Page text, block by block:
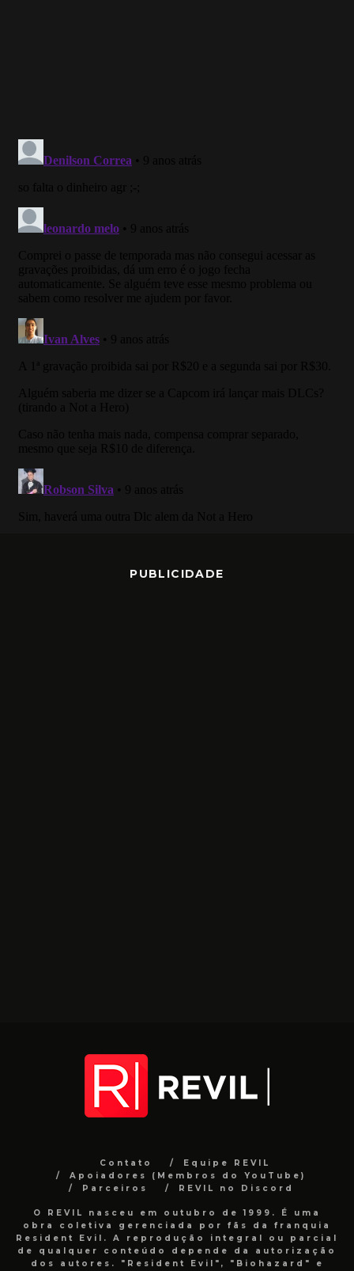
PUBLICIDADE
Contato
Equipe REVIL
Apoiadores (Membros do YouTube)
Parceiros
REVIL no Discord
O REVIL nasceu em outubro de 1999. É uma
obra coletiva gerenciada por fãs da franquia
Resident Evil. A reprodução integral ou parcial
de qualquer conteúdo depende da autorização
dos autores. "Resident Evil", "Biohazard" e